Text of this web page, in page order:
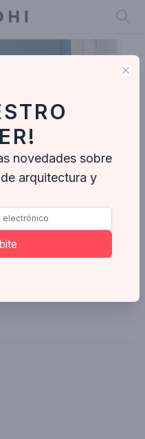
mensaje
novedades sobre
arquitectura y